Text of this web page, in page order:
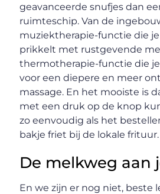
geavanceerde snufjes dan
ruimteschip. Van de
muziektherapie-functie die
prikkelt met rustgevende
thermotherapie-functie die
voor een diepere en meer
massage. En het mooiste is
met een druk op de knop
zo eenvoudig als het
bakje friet bij de lokale frituur.
De melkweg aan
En we zijn er nog niet, beste